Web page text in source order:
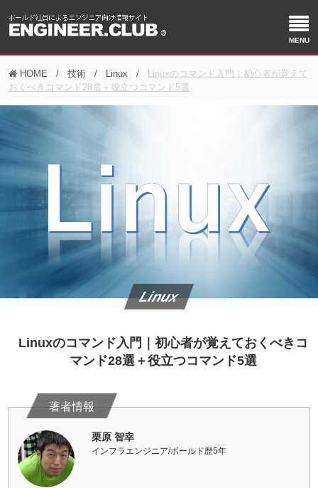
HOME 技術 Linux
Linuxのコマンド入門｜初心者が覚えて
おくべきコマンド28選＋役立つコマンド5選
Linux
Linuxのコマンド入門｜初心者が覚えておくべきコ
マンド28選＋役立つコマンド5選
栗原 智幸
インフラエンジニア/ボールド歴5年